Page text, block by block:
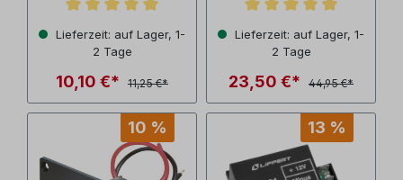
Durchschnittliche Bewertung von 5 von 5 Sternen
Lieferzeit: auf Lager, 1-
2 Tage
10,10 €* 11,25 €*
Durchschnittliche
Lieferzeit: auf Lager, 1-
2 Tage
23,50 €* 44,95 €*
10 % 13 %